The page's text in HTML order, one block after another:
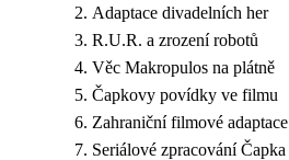
Adaptace divadelních her
R.U.R. a zrození robotů
Věc Makropulos na plátně
Čapkovy povídky ve filmu
Zahraniční filmové adaptace
Seriálové zpracování Čapka